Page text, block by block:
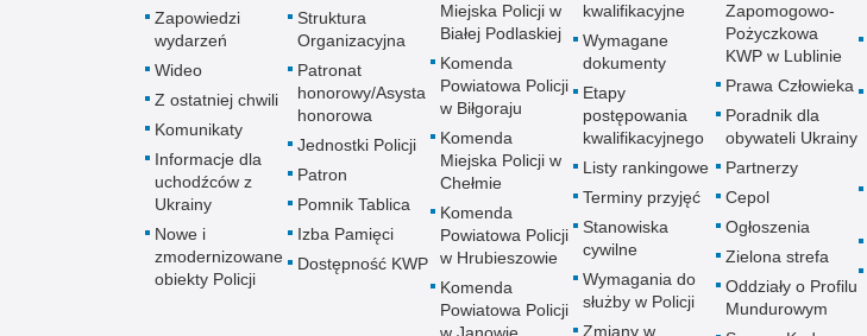
Zapowiedzi
wydarzeń
Wideo
Z ostatniej chwili
Komunikaty
Informacje dla
uchodźców z
Ukrainy
Nowe i
zmodernizowane
obiekty Policji
Struktura
Organizacyjna
Patronat
honorowy/Asysta
honorowa
Jednostki Policji
Patron
Pomnik Tablica
Izba Pamięci
Dostępność KWP
Miejska Policji w
Białej Podlaskiej
Komenda
Powiatowa Policji
w Biłgoraju
Komenda
Miejska Policji w
Chełmie
Komenda
Powiatowa Policji
w Hrubieszowie
Komenda
Powiatowa Policji
kwalifikacyjne
Wymagane
dokumenty
Etapy
postępowania
kwalifikacyjnego
Listy rankingowe
Terminy przyjęć
Stanowiska
cywilne
Wymagania do
służby w Policji
Zmiany w
Zapomogowo-
Pożyczkowa
KWP w Lublinie
Prawa Człowieka
Poradnik dla
obywateli Ukrainy
Partnerzy
Cepol
Ogłoszenia
Zielona strefa
Oddziały o Profilu
Mundurowym